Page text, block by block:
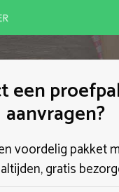
een
aanvragen?
voordelig pakket
gratis